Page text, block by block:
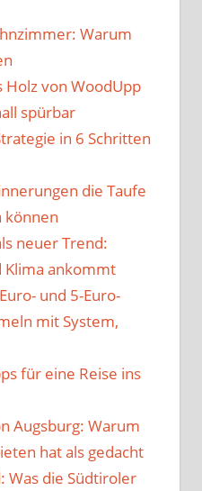
Warum
Holz von WoodUpp
spürbar
in 6 Schritten
die Taufe
können
neuer Trend:
Klima ankommt
und 5-Euro-
mit System,
für eine Reise ins
Augsburg: Warum
hat als gedacht
Was die Südtiroler